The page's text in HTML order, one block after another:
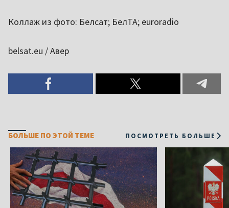
Коллаж из фото: Белсат; БелТА; euroradio
belsat.eu / Авер
БОЛЬШЕ ПО ЭТОЙ ТЕМЕ ПОСМОТРЕТЬ БОЛЬШЕ